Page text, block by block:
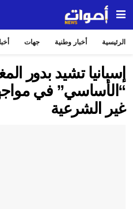
الرئيسية أخبار وطنية جهات
إسبانيا تشيد بدور
“الأساسي” في
غير الشرعية